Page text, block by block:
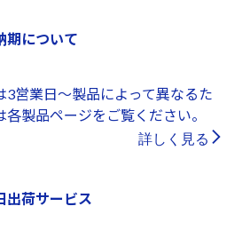
期について
3営業日～製品によって異なるた
製品ページをご覧ください。
詳しく見る
出荷サービス